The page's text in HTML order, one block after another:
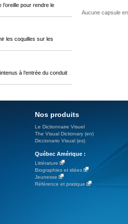
l’oreille pour rendre le
les coquilles sur les
à l’entrée du conduit
Aucune capsule
Nos produits
Le Dictionnaire Visuel
The Visual Dictionary (en)
Diccionario Visual (es)
Québec Amérique :
Littérature
Biographies et idées
Jeunesse
Référence et pratique